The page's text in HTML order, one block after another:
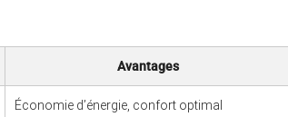
Avantages
Économie d’énergie, confort optimal